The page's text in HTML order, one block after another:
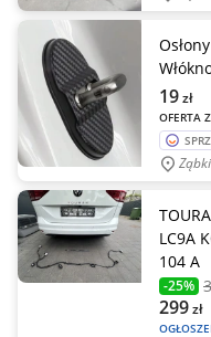
OFERTA Z
19zł
Ząbki
LC9A
104 A
-25%
299zł